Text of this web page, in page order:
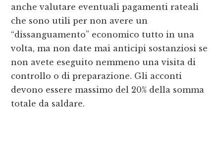
anche valutare eventuali pagamenti rateali
che sono utili per non avere un
“dissanguamento” economico tutto in una
volta, ma non date mai anticipi sostanziosi se
non avete eseguito nemmeno una visita di
controllo o di preparazione. Gli acconti
devono essere massimo del 20% della somma
totale da saldare.